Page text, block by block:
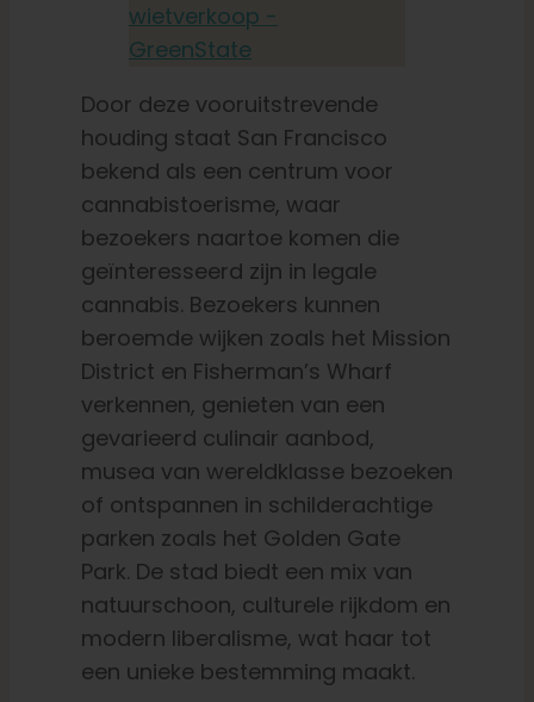
wietverkoop -
GreenState
Door deze vooruitstrevende
houding staat San Francisco
bekend als een centrum voor
cannabistoerisme, waar
bezoekers naartoe komen die
geïnteresseerd zijn in legale
cannabis. Bezoekers kunnen
beroemde wijken zoals het Mission
District en Fisherman’s Wharf
verkennen, genieten van een
gevarieerd culinair aanbod,
musea van wereldklasse bezoeken
of ontspannen in schilderachtige
parken zoals het Golden Gate
Park. De stad biedt een mix van
natuurschoon, culturele rijkdom en
modern liberalisme, wat haar tot
een unieke bestemming maakt.